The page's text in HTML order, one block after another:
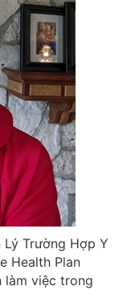
Lý Trường Hợp Y
Health Plan
làm việc trong